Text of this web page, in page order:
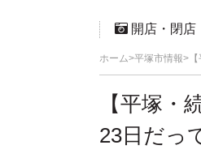
開店・閉店
ホーム 平塚市情報
【平塚・
23日だっ